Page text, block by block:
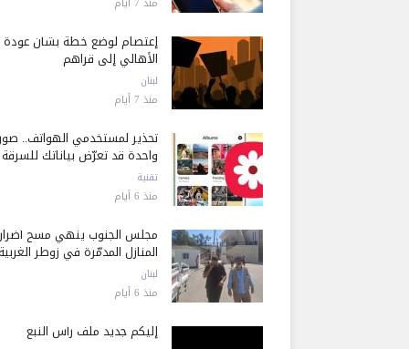
إعتصام لوضع خطة بشأن عودة
الأهالي إلى قراهم
لبنان
منذ 7 أيام
تحذير لمستخدمي الهواتف..
واحدة قد تعرّض بياناتك للسرقة
تقنية
منذ 6 أيام
مجلس الجنوب ينهي مسح أضرار
المنازل المدمّرة في زوطر الغربية
لبنان
منذ 6 أيام
إليكم جديد ملف رأس النبع